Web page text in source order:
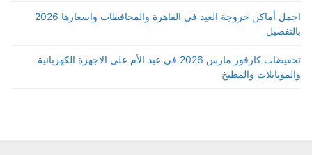
اجمل أماكن خروجة العيد في القاهرة والمحافظات واسعارها 2026
بالتفصيل
تخفيضات كارفور مارس 2026 في عيد الأم علي الاجهزة الكهربائية
والموبايلات والمطبخ